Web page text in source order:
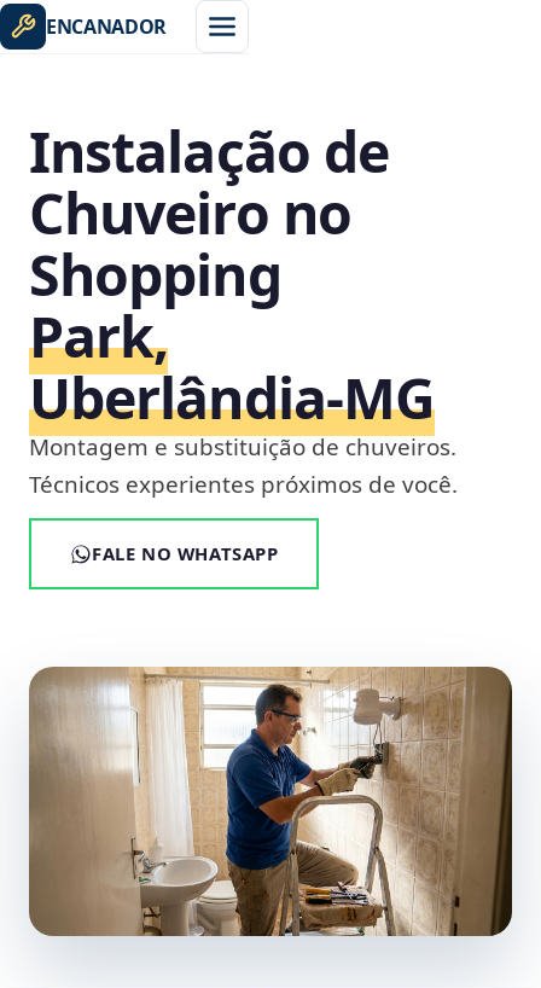
ENCANADOR
Instalação de
Chuveiro no
Shopping
Park,
Uberlândia‑MG
Montagem e substituição de chuveiros.
Técnicos experientes próximos de você.
FALE NO WHATSAPP